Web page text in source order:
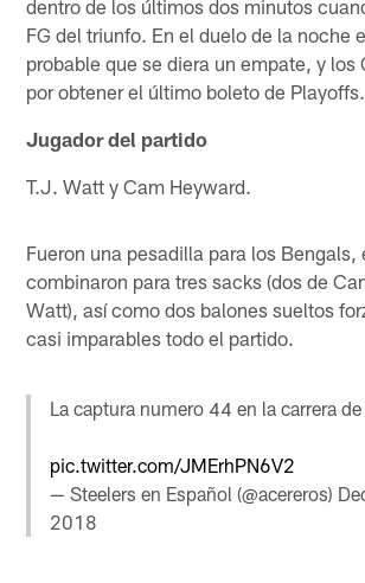
dentro de los últimos dos minutos
FG del triunfo. En el duelo de la noche
probable que se diera un empate, y los
por obtener el último boleto de Playoffs.
Jugador del partido
T.J. Watt y Cam Heyward.
Fueron una pesadilla para los Bengals,
combinaron para tres sacks (dos de
Watt), así como dos balones sueltos
casi imparables todo el partido.
La captura numero 44 en la carrera
pic.twitter.com/JMErhPN6V2
— Steelers en Español (@acereros)
2018